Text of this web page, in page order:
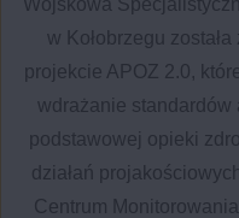
w Kołobrzegu
projekcie APOZ 2.0,
wdrażanie standardów
podstawowej opieki
działań
Centrum